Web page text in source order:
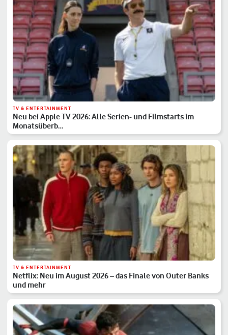
TV & ENTERTAINMENT
Neu bei Apple TV 2026: Alle Serien- und Filmstarts im
Monatsüberb…
TV & ENTERTAINMENT
Netflix: Neu im August 2026 – das Finale von Outer Banks
und mehr